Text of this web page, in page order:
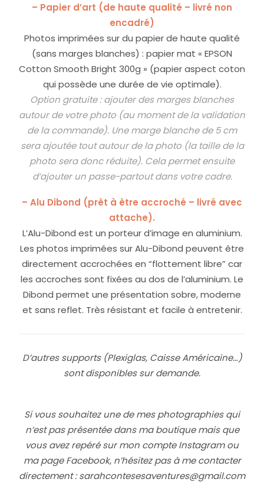
– Papier d’art (de haute qualité – livré non
encadré)
Photos imprimées sur du papier de haute qualité
(sans marges blanches) : papier mat « EPSON
Cotton Smooth Bright 300g » (papier aspect coton
qui possède une durée de vie optimale).
Option gratuite : ajouter des marges blanches
autour de votre photo (au moment de la validation
de la commande). Une marge blanche de 5 cm
sera ajoutée tout autour de la photo (la taille de la
photo sera donc réduite). Cela permet ensuite
d’ajouter un passe-partout dans votre cadre.
– Alu Dibond (prêt à être accroché – livré avec
attache).
L’Alu-Dibond est un porteur d’image en aluminium.
Les photos imprimées sur Alu-Dibond peuvent être
directement accrochées en “flottement libre” car
les accroches sont fixées au dos de l’aluminium. Le
Dibond permet une présentation sobre, moderne
et sans reflet. Très résistant et facile à entretenir.
D’autres supports (Plexiglas, Caisse Américaine…)
sont disponibles sur demande.
Si vous souhaitez une de mes photographies qui
n’est pas présentée dans ma boutique mais que
vous avez repéré sur mon compte Instagramou
mapage Facebook, n’hésitez pas à me contacter
directement :sarahcontesesaventures@gmail.com